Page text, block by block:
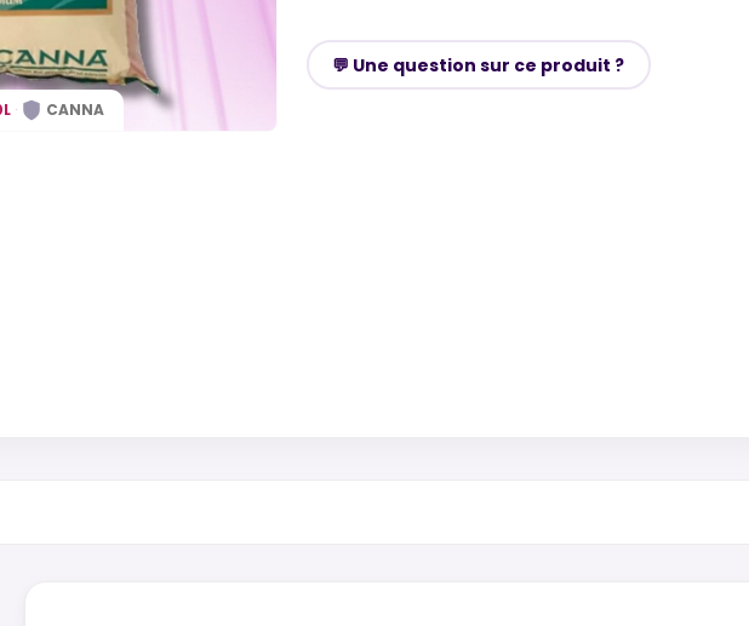
· CANNA
💬 Une question sur ce produit ?